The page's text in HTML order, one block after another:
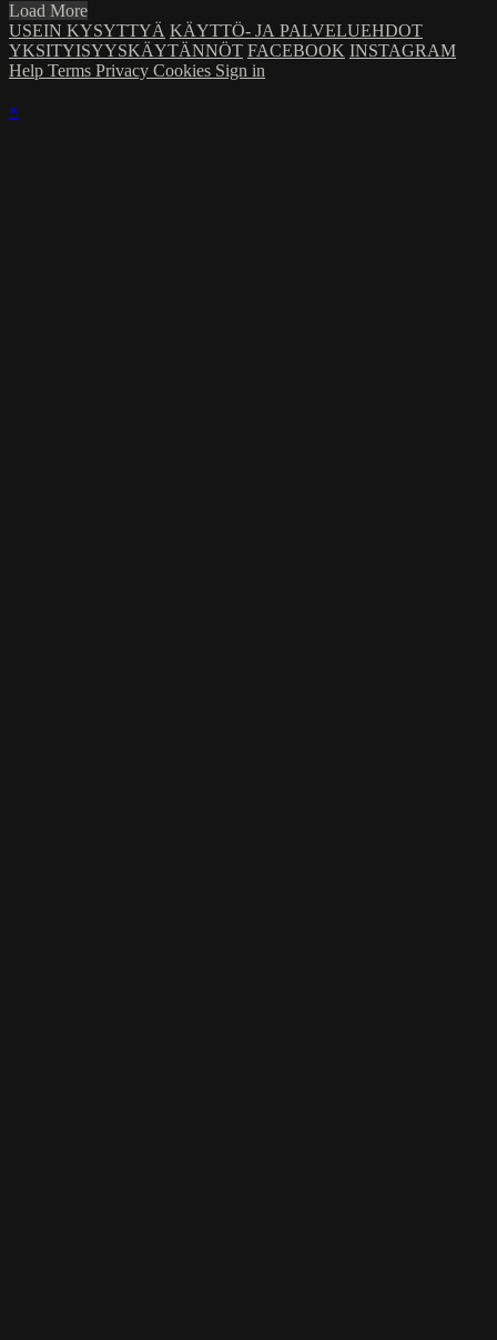
Load More
USEIN KYSYTTYÄ KÄYTTÖ- JA PALVELUEHDOT
YKSITYISYYSKÄYTÄNNÖT FACEBOOK INSTAGRAM
Help Terms Privacy Cookies Sign in
×